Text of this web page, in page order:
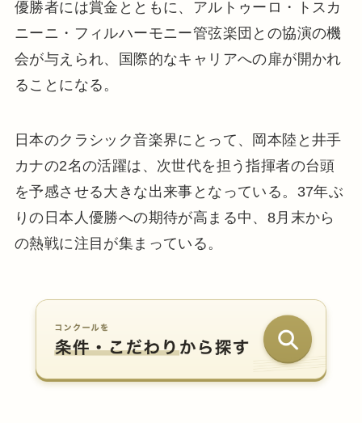
優勝者には賞金とともに、アルトゥーロ・トスカ
ニーニ・フィルハーモニー管弦楽団との協演の機
会が与えられ、国際的なキャリアへの扉が開かれ
ることになる。
日本のクラシック音楽界にとって、岡本陸と井手
カナの2名の活躍は、次世代を担う指揮者の台頭
を予感させる大きな出来事となっている。37年ぶ
りの日本人優勝への期待が高まる中、8月末から
の熱戦に注目が集まっている。